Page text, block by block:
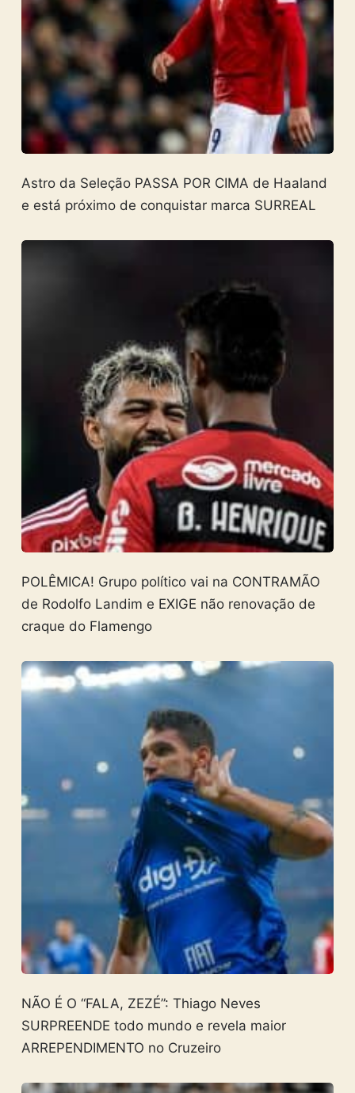
Astro da Seleção PASSA POR CIMA de Haaland
e está próximo de conquistar marca SURREAL
POLÊMICA! Grupo político vai na CONTRAMÃO
de Rodolfo Landim e EXIGE não renovação de
craque do Flamengo
NÃO É O “FALA, ZEZÉ”: Thiago Neves
SURPREENDE todo mundo e revela maior
ARREPENDIMENTO no Cruzeiro